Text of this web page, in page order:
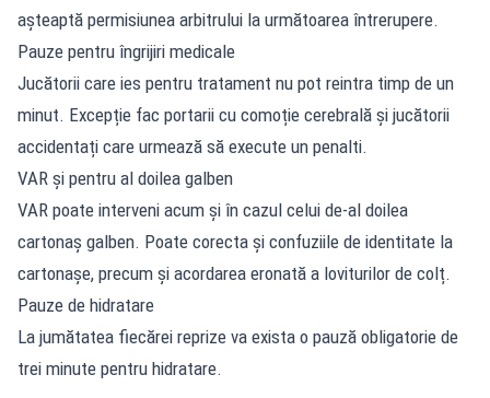
așteaptă permisiunea arbitrului la următoarea întrerupere.
Pauze pentru îngrijiri medicale
Jucătorii care ies pentru tratament nu pot reintra timp de un
minut. Excepție fac portarii cu comoție cerebrală și jucătorii
accidentați care urmează să execute un penalti.
VAR și pentru al doilea galben
VAR poate interveni acum și în cazul celui de-al doilea
cartonaș galben. Poate corecta și confuziile de identitate la
cartonașe, precum și acordarea eronată a loviturilor de colț.
Pauze de hidratare
La jumătatea fiecărei reprize va exista o pauză obligatorie de
trei minute pentru hidratare.